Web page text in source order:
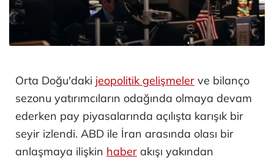
Orta Doğu'daki jeopolitik gelişmeler ve bilanço
sezonu yatırımcıların odağında olmaya devam
ederken pay piyasalarında açılışta karışık bir
seyir izlendi. ABD ile İran arasında olası bir
anlaşmaya ilişkin haber akışı yakından